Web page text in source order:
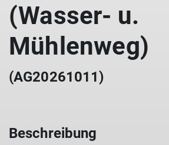
(Wasser- u.
Mühlenweg)
(AG20261011)
Beschreibung